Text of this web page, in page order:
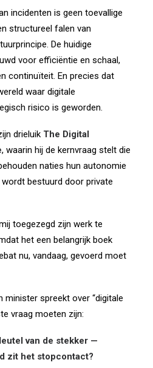
incidenten is geen toevallige
structureel falen van
De huidige
voor efficiëntie en schaal,
continuïteit. En precies dat
waar digitale
risico is geworden.
drieluik The Digital
, waarin hij de kernvraag stelt die
naties hun autonomie
wordt bestuurd door private
toegezegd zijn werk te
het een belangrijk boek
nu, vandaag, gevoerd moet
minister spreekt over “digitale
vraag moeten zijn:
van de stekker —
zit het stopcontact?